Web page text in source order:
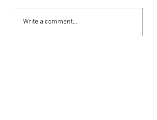
Write a comment...